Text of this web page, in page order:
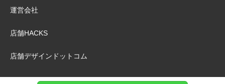
運営会社
店舗HACKS
店舗デザインドットコム